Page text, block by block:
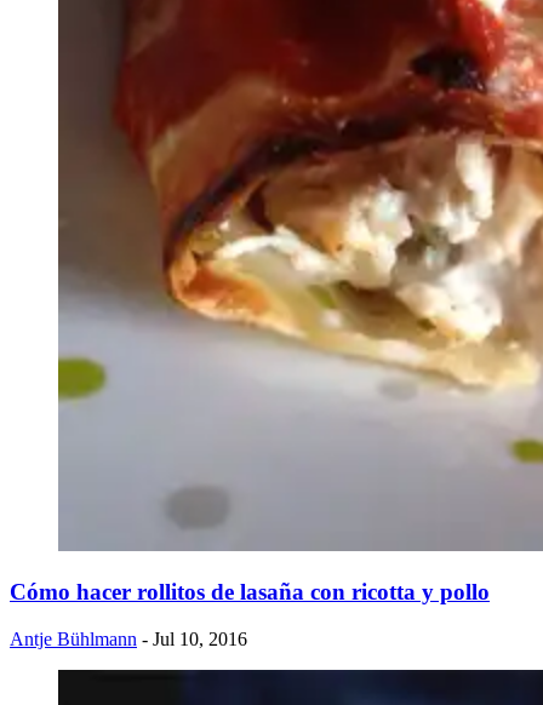
Cómo hacer rollitos de lasaña con ricotta y pollo
Antje Bühlmann - Jul 10, 2016